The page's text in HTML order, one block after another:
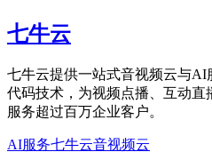
七牛云
七牛云提供一站式音视频云与
代码技术，为视频点播、互动直
服务超过百万企业客户。
AI服务七牛云音视频云